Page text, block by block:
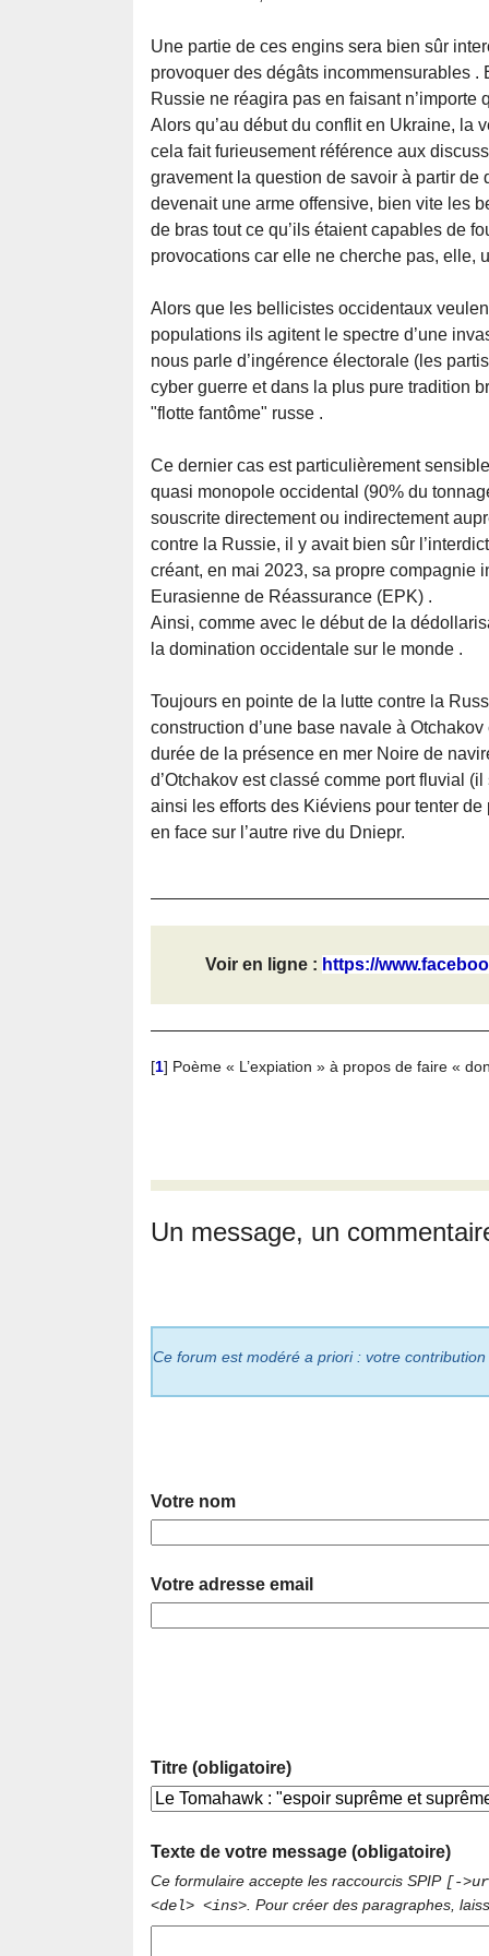
Une partie de ces engins sera bien sûr
provoquer des dégâts incommensurables
Russie ne réagira pas en faisant n’importe
Alors qu’au début du conflit en Ukraine, la
cela fait furieusement référence aux
gravement la question de savoir à partir de
devenait une arme offensive, bien vite les
de bras tout ce qu’ils étaient capables de
provocations car elle ne cherche pas, elle,
Alors que les bellicistes occidentaux
populations ils agitent le spectre d’une
nous parle d’ingérence électorale (les
cyber guerre et dans la plus pure tradition
"flotte fantôme" russe .
Ce dernier cas est particulièrement
quasi monopole occidental (90% du
souscrite directement ou indirectement
contre la Russie, il y avait bien sûr
créant, en mai 2023, sa propre compagnie
Eurasienne de Réassurance (EPK) .
Ainsi, comme avec le début de la
la domination occidentale sur le monde .
Toujours en pointe de la lutte contre la
construction d’une base navale à
durée de la présence en mer Noire de
d’Otchakov est classé comme port fluvial
ainsi les efforts des Kiéviens pour tenter
en face sur l’autre rive du Dniepr.
Voir en ligne : https://
[1] Poème « L’expiation » à propos de faire «
Un message, un
Ce forum est modéré a priori : votre
Votre nom
Votre adresse email
Titre (obligatoire)
Texte de votre message (obligatoire)
Ce formulaire accepte les raccourcis SPIP [-
<del> <ins> . Pour créer des paragraphes,